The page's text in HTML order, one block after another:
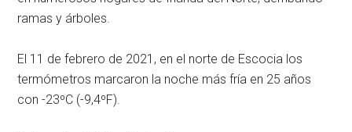
ramas y árboles.
El 11 de febrero de 2021, en el norte de Escocia los
termómetros marcaron la noche más fría en 25 años
con -23ºC (-9,4ºF).